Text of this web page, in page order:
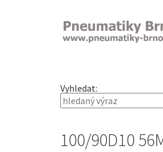
Vyhledat:
100/90D10